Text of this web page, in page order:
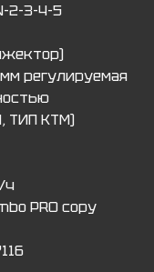
2-3-4-5
регулируемая
ТИП KTM)
ч
PRO copy